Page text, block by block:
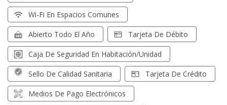
Wi-Fi En Espacios Comunes
Abierto Todo El Año Tarjeta De Débito
Caja De Seguridad En Habitación/unidad
Sello De Calidad Sanitaria Tarjeta De Crédito
Medios De Pago Electrónicos